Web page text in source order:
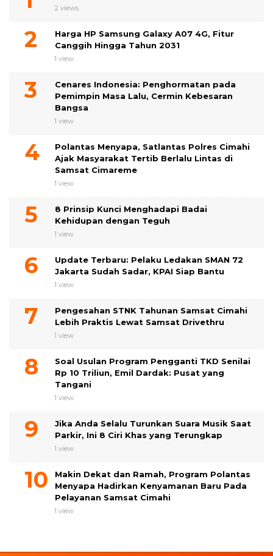
2 views
Harga HP Samsung Galaxy A07 4G, Fitur
Canggih Hingga Tahun 2031
1 view
Cenares Indonesia: Penghormatan pada
Pemimpin Masa Lalu, Cermin Kebesaran
Bangsa
1 view
Polantas Menyapa, Satlantas Polres Cimahi
Ajak Masyarakat Tertib Berlalu Lintas di
Samsat Cimareme
1 view
8 Prinsip Kunci Menghadapi Badai
Kehidupan dengan Teguh
1 view
Update Terbaru: Pelaku Ledakan SMAN 72
Jakarta Sudah Sadar, KPAI Siap Bantu
1 view
Pengesahan STNK Tahunan Samsat Cimahi
Lebih Praktis Lewat Samsat Drivethru
1 view
Soal Usulan Program Pengganti TKD Senilai
Rp 10 Triliun, Emil Dardak: Pusat yang
Tangani
1 view
Jika Anda Selalu Turunkan Suara Musik Saat
Parkir, Ini 8 Ciri Khas yang Terungkap
1 view
Makin Dekat dan Ramah, Program Polantas
Menyapa Hadirkan Kenyamanan Baru Pada
Pelayanan Samsat Cimahi
1 view